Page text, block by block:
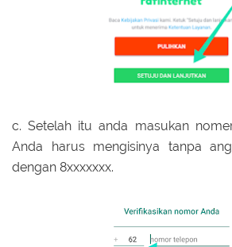
c. Setelah itu anda masukan
Anda harus mengisinya tanpa
dengan 8xxxxxxx.